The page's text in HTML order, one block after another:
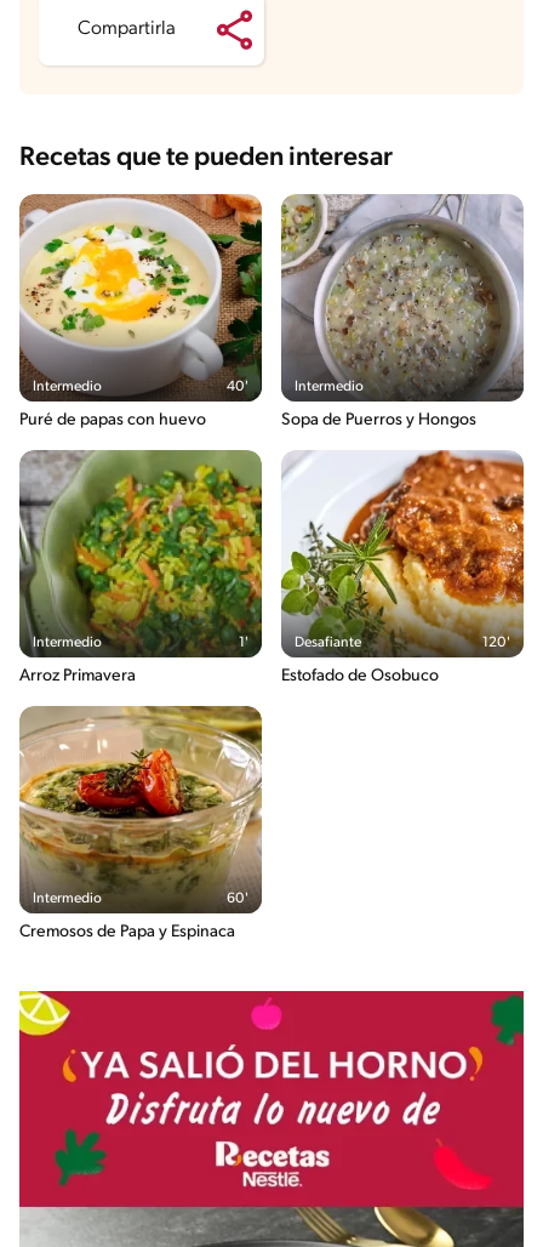
Compartirla
Recetas que te pueden interesar
Intermedio 40'
Puré de papas con huevo
Intermedio
Sopa de Puerros y Hongos
Intermedio 1'
Arroz Primavera
Desafiante 120'
Estofado de Osobuco
Intermedio 60'
Cremosos de Papa y Espinaca